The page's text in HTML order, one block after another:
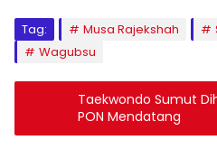
Tag: Musa Rajekshah
Wagubsu
Taekwondo Sumut
PON Mendatang